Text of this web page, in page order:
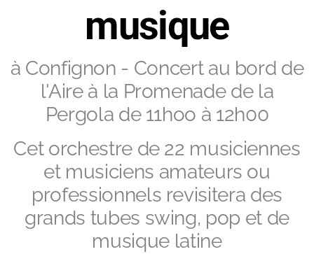
musique
à Confignon - Concert au bord de
l'Aire à la Promenade de la
Pergola de 11hoo à 12h00
Cet orchestre de 22 musiciennes
et musiciens amateurs ou
professionnels revisitera des
grands tubes swing, pop et de
musique latine